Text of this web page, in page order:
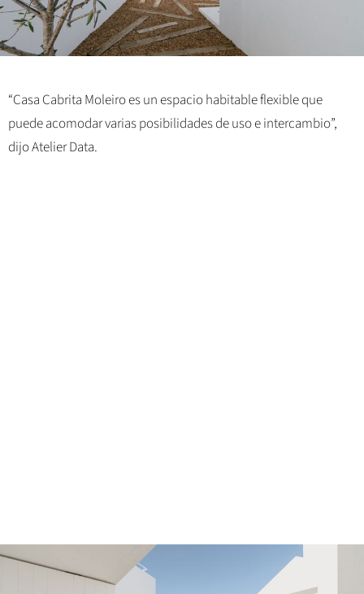
“Casa Cabrita Moleiro es un espacio habitable flexible que
puede acomodar varias posibilidades de uso e intercambio”,
dijo Atelier Data.